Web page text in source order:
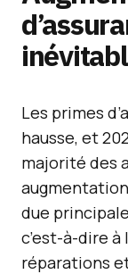
Les primes
hausse, et
majorité des
due
c’est-à-dire
réparations